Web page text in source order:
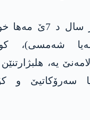
ل ئیرانێ، ھەر
شەمسی)، کو
یە،
سەرۆکاتیێ و